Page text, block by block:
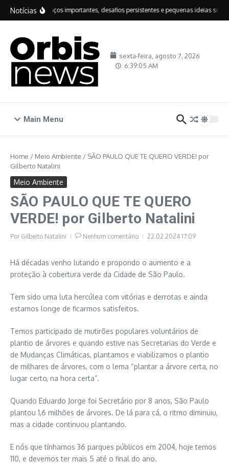
Ir para o conteúdo
Notícias
IDEB: avanços importantes, desafios persistentes e pequenas ideias sobre
sexta-feira, agosto 7, 2026
6:39:06 AM
Main Menu
Home / Meio Ambiente / SÃO PAULO QUE TE QUERO VERDE! por
Gilberto Natalini
Meio Ambiente
SÃO PAULO QUE TE QUERO
VERDE! por Gilberto Natalini
Por Gilberto Natalini Nenhum comentário 22.02.2024 17:09
Há décadas venho lutando e propondo o aumento e a
proteção à cobertura verde da Cidade de São Paulo.
Tem sido uma luta hercúlea com vitórias e derrotas e ainda
estamos longe de ficarmos satisfeitos.
Temos participado de mutirões populares voluntários de
plantio de árvores e quando estive nas Secretarias do Verde e
de Mudanças Climáticas, plantamos e viabilizamos o plantio
de milhares de árvores, com o lema “plantar a árvore certa, no
lugar certo, na hora certa”.
Quando Eduardo Jorge foi Secretário por 8 anos, São Paulo
plantou 1,6 milhões de árvores. De lá para cá, o ritmo diminuiu,
mas a cidade continuou plantando.
E nós que tínhamos 36 parques públicos em 2004, hoje temos
110, e devemos ter mais 5 até o final do ano.